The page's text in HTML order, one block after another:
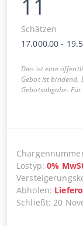
11
Schätzen
17.000,00 -
Dies ist eine
Gebot ist bindend.
Gebotsabgabe.
Lostyp:0%
Abholen:
Schließt:20